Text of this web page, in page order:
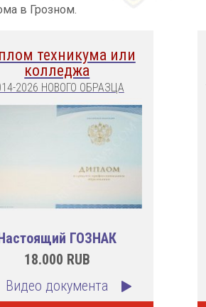
в Грозном.
техникума или
колледжа
2026 НОВОГО ОБРАЗЦА
ГОЗНАК
18.000 RUB
Видео документа